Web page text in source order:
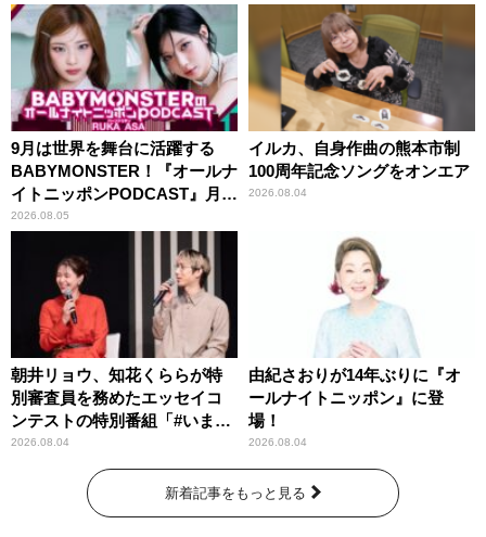
9月は世界を舞台に活躍する
BABYMONSTER！『オールナ
イトニッポンPODCAST』月替
わりパーソナリティ
2026.08.05
イルカ、自身作曲の熊本市制
100周年記念ソングをオンエア
2026.08.04
朝井リョウ、知花くららが特
別審査員を務めたエッセイコ
ンテストの特別番組「#いまあ
なたに伝えたいこと」
2026.08.04
由紀さおりが14年ぶりに『オ
ールナイトニッポン』に登
場！
2026.08.04
新着記事をもっと見る